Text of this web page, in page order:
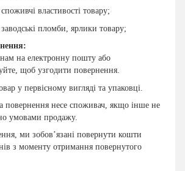
властивості товару;
пломби, ярлики товару;
на електронну пошту або
щоб узгодити повернення.
у первісному вигляді та упаковці.
повернення несе споживач, якщо інше не
умовами продажу.
ми зобов’язані повернути кошти
з моменту отримання повернутого